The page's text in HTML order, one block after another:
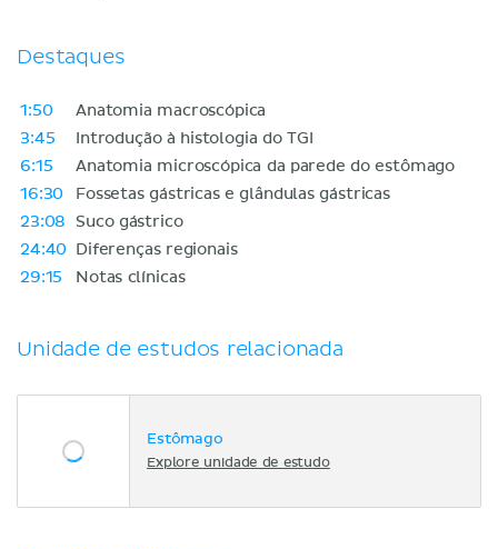
Destaques
1:50
Anatomia macroscópica
3:45
Introdução à histologia do TGI
6:15
Anatomia microscópica da parede do estômago
16:30
Fossetas gástricas e glândulas gástricas
23:08
Suco gástrico
24:40
Diferenças regionais
29:15
Notas clínicas
Unidade de estudos relacionada
Estômago
Explore unidade de estudo